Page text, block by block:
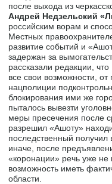
после выхода из
Андрей Недзельский
российским ворам и
Местных
развитие событий и
задержан за
рассказали редакции,
все свои возможности,
нацполиции
блокирования ими же
пыталось вывезти
меры пресечения после
разрешил «Ашоту»
последственный получил
иначе, после
«коронации» речь уже
возможность иметь
области.